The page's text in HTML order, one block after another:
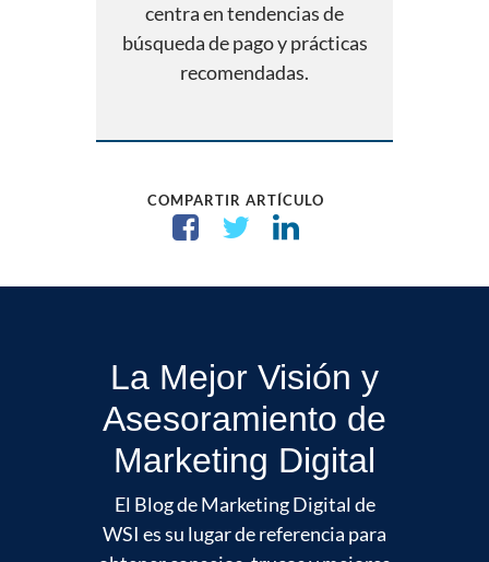
centra en tendencias de
búsqueda de pago y prácticas
recomendadas.
COMPARTIR ARTÍCULO
La Mejor Visión y
Asesoramiento de
Marketing Digital
El Blog de Marketing Digital de
WSI es su lugar de referencia para